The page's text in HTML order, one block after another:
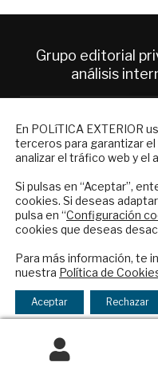
Grupo editorial
análisis
Condiciones
Informe
Buscar
En POLíTICA EXTERIOR
terceros para garantizar
analizar el tráfico web y el
Si pulsas en “Aceptar”,
cookies. Si deseas
pulsa en “Configuración
cookies que deseas
Para más información, te
nuestra Política de
Aceptar Rechazar
Suscríbase a
reciba en su
internacional en
Checkbox
acepto
la
política
de
política de